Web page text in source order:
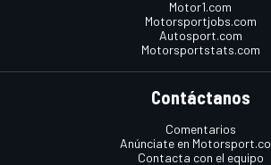
Motor1.com
Motorsportjobs.com
Autosport.com
Motorsportstats.com
Contáctanos
Comentarios
Anúnciate en
Contacta con el equipo